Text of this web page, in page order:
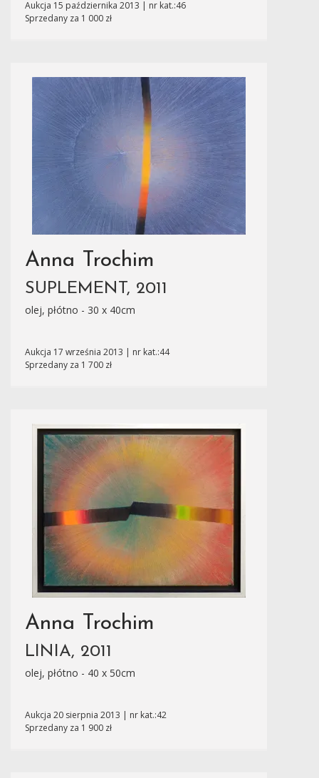
Aukcja 15 października 2013 | nr kat.:46
Sprzedany za 1 000 zł
Anna Trochim
SUPLEMENT, 2011
olej, płótno - 30 x 40cm
Aukcja 17 września 2013 | nr kat.:44
Sprzedany za 1 700 zł
Anna Trochim
LINIA, 2011
olej, płótno - 40 x 50cm
Aukcja 20 sierpnia 2013 | nr kat.:42
Sprzedany za 1 900 zł